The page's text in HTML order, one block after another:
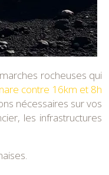
rocheuses qui
contre 16km et 8h
nécessaires sur vos
les infrastructures